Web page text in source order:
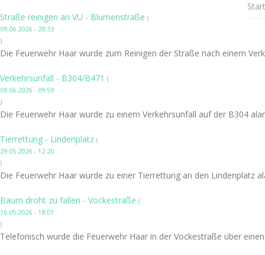
Straße reinigen an VU - Blumenstraße (
09.06.2026 - 20:33
)
Die Feuerwehr Haar wurde zum Reinigen der Straße nach einem
Verkehrsunfall - B304/B471 (
09.06.2026 - 09:59
)
Die Feuerwehr Haar wurde zu einem Verkehrsunfall auf der B304
Tierrettung - Lindenplatz (
29.05.2026 - 12:20
)
Die Feuerwehr Haar wurde zu einer Tierrettung an den Lindenplatz
Baum droht zu fallen - Vockestraße (
16.05.2026 - 18:01
)
Telefonisch wurde die Feuerwehr Haar in der Vockestraße über